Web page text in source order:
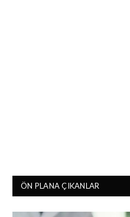
ÖN PLANA ÇIKANLAR